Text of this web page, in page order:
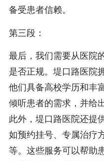
备受患者信赖。
第三段：
最后，我们需要从医院
是否正规。堤口路医院
他们具备高校学历和丰
倾听患者的需求，并给
此外，堤口路医院还提
如预约挂号、专属治疗
等。这些服务可以帮助